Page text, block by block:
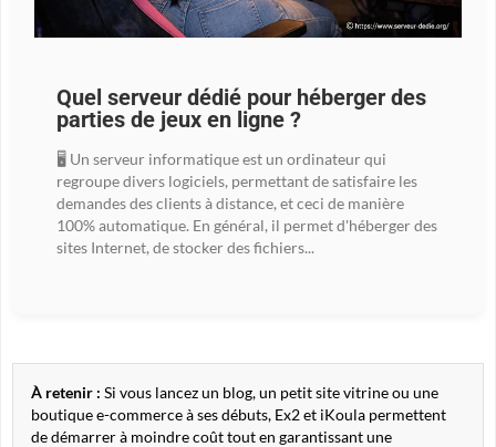
Quel serveur dédié pour héberger des
parties de jeux en ligne ?
🖥️ Un serveur informatique est un ordinateur qui
regroupe divers logiciels, permettant de satisfaire les
demandes des clients à distance, et ceci de manière
100% automatique. En général, il permet d'héberger des
sites Internet, de stocker des fichiers...
À retenir : Si vous lancez un blog, un petit site vitrine ou une
boutique e-commerce à ses débuts, Ex2 et iKoula permettent
de démarrer à moindre coût tout en garantissant une